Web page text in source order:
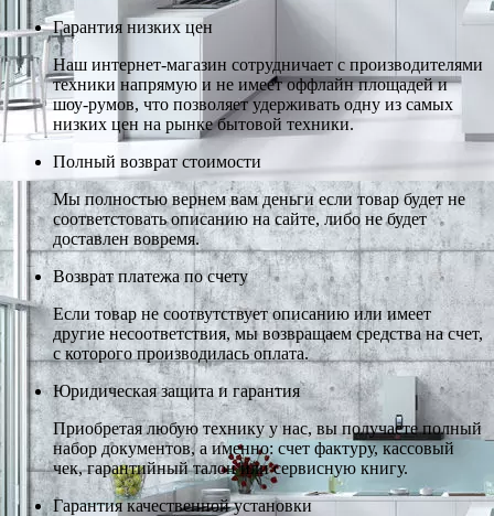
Гарантия низких цен
Наш интернет-магазин сотрудничает с производителями
техники напрямую и не имеет оффлайн площадей и
шоу-румов, что позволяет удерживать одну из самых
низких цен на рынке бытовой техники.
Полный возврат стоимости
Мы полностью вернем вам деньги если товар будет не
соответстовать описанию на сайте, либо не будет
доставлен вовремя.
Возврат платежа по счету
Если товар не соотвутствует описанию или имеет
другие несоответствия, мы возвращаем средства на счет,
с которого производилась оплата.
Юридическая защита и гарантия
Приобретая любую технику у нас, вы получаете полный
набор документов, а именно: счет фактуру, кассовый
чек, гарантийный талон или сервисную книгу.
Гарантия качественной установки